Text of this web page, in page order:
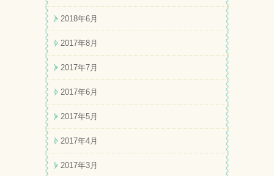
2018年6月
2017年8月
2017年7月
2017年6月
2017年5月
2017年4月
2017年3月